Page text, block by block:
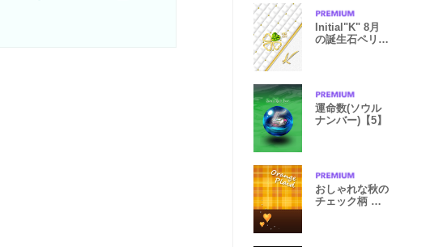
Initial"K" 8月
の誕生石ペリド
運命数(ソウル
ナンバー)【5】
おしゃれな秋の
チェック柄 オ